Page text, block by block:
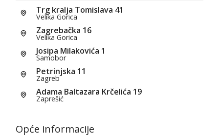
Trg kralja Tomislava 41
Velika Gorica
Zagrebačka 16
Velika Gorica
Josipa Milakovića 1
Samobor
Petrinjska 11
Zagreb
Adama Baltazara Krčelića 19
Zaprešić
Opće informacije